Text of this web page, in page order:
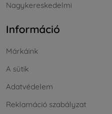
Nagykereskedelmi
Információ
Márkáink
A sütik
Adatvédelem
Reklamáció szabályzat